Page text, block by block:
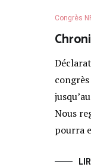
Congrès
Nous
pourra